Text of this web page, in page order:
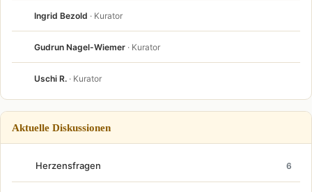
Ingrid Bezold · Kurator
Gudrun Nagel-Wiemer · Kurator
Uschi R. · Kurator
Aktuelle Diskussionen
Herzensfragen 6